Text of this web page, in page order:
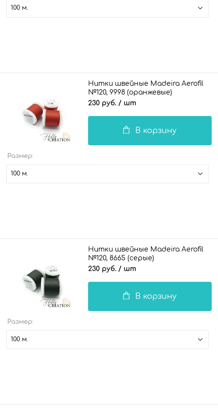
100 м.
Нитки швейные Madeira Aerofil
№120, 9998 (оранжевые)
230 руб. / шт
В корзину
Размер:
100 м.
Нитки швейные Madeira Aerofil
№120, 8665 (серые)
230 руб. / шт
В корзину
Размер:
100 м.